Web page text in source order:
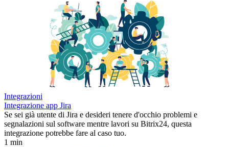
Integrazioni
Integrazione app Jira
Se sei già utente di Jira e desideri tenere d'occhio problemi e
segnalazioni sul software mentre lavori su Bitrix24, questa
integrazione potrebbe fare al caso tuo.
1 min